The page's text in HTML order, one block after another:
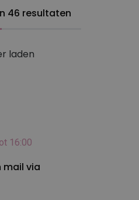
46 resultaten
laden
16:00
mail via